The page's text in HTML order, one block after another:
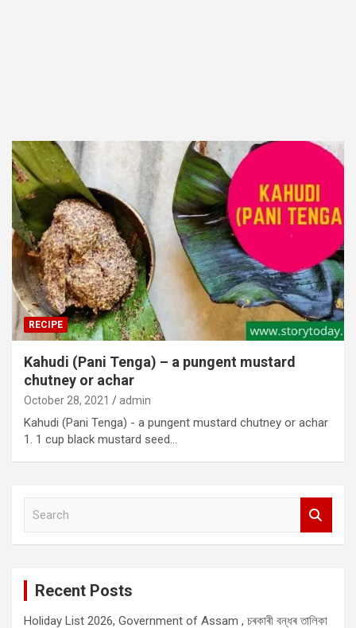
RECIPE
Kahudi (Pani Tenga) – a pungent mustard
chutney or achar
October 28, 2021 admin
Kahudi (Pani Tenga) - a pungent mustard chutney or achar
1. 1 cup black mustard seed…
Recent Posts
Holiday List 2026, Government of Assam , চৰকাৰী বন্ধৰ তালিকা